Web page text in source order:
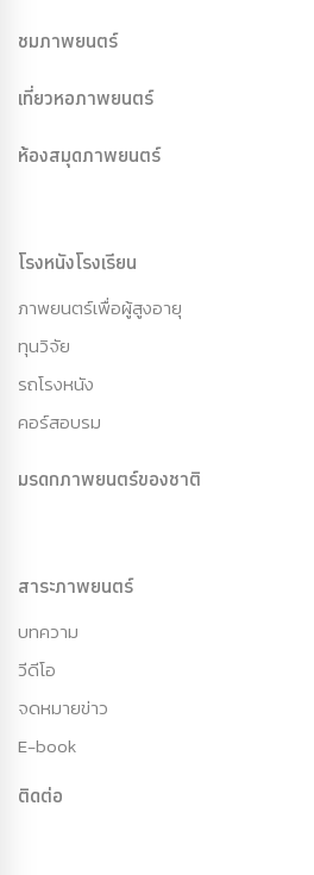
ชมภาพยนตร์
เที่ยวหอภาพยนตร์
ห้องสมุดภาพยนตร์
โรงหนังโรงเรียน
ภาพยนตร์เพื่อผู้สูงอายุ
ทุนวิจัย
รถโรงหนัง
คอร์สอบรม
มรดกภาพยนตร์ของชาติ
สาระภาพยนตร์
บทความ
วีดีโอ
จดหมายข่าว
E-book
ติดต่อ